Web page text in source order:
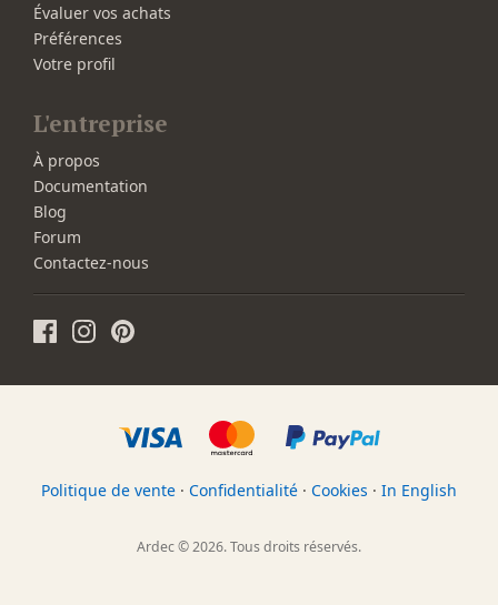
Évaluer vos achats
Préférences
Votre profil
L'entreprise
À propos
Documentation
Blog
Forum
Contactez-nous
Politique de vente · Confidentialité · Cookies · In English
Ardec © 2026. Tous droits réservés.